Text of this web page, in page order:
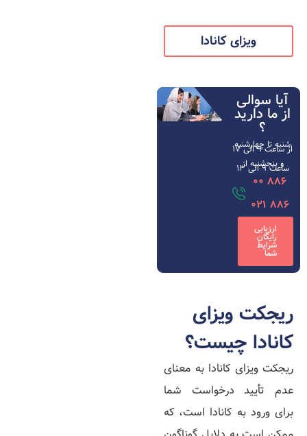
ویزای کانادا
آیا سوالی
از ما دارید
؟
شنبه تا چهارشنبه
از ساعت ۹ الی ۱۷
و پنجشنبه از
ساعت 9 الی 13
886 00
886 021
ارزیابی
رایگان
شرایط
شما
ریجکت ویزای
کانادا چیست؟
ریجکت ویزای کانادا به معنای
عدم تأیید درخواست شما
برای ورود به کانادا است، که